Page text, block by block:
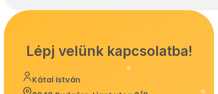
Lépj velünk kapcsolatba!
Kátai István